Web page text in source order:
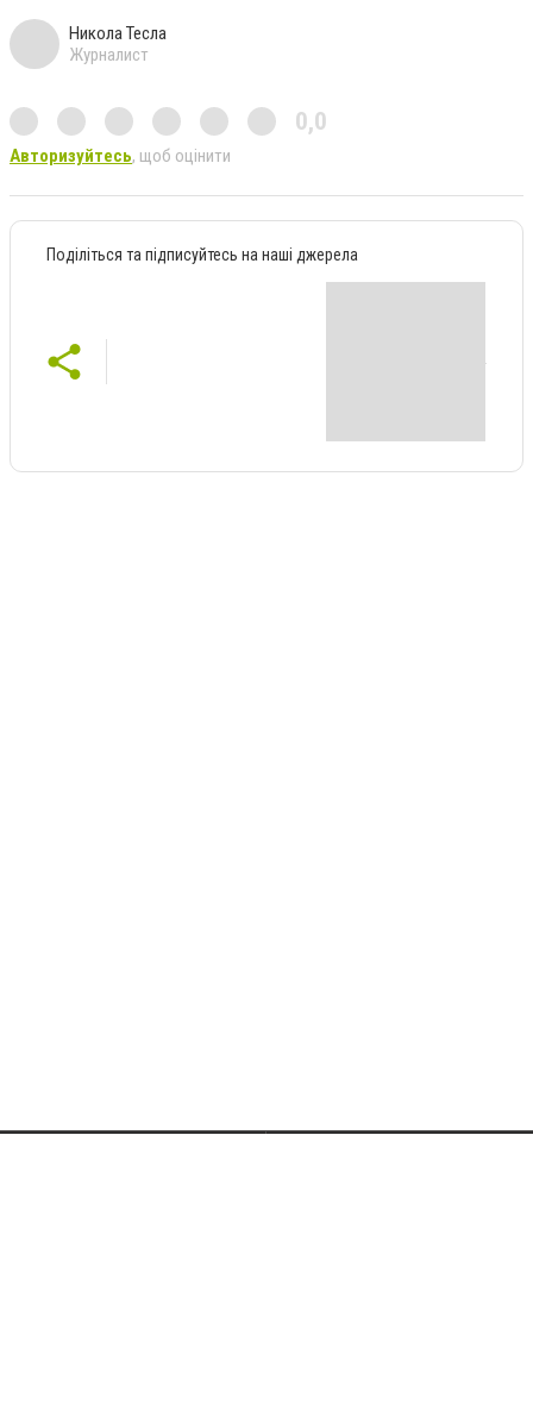
Никола Тесла
Журналист
0,0
Авторизуйтесь, щоб оцінити
Поділіться та підписуйтесь на наші джерела